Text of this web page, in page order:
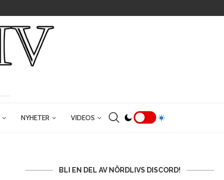
NYHETER VIDEOS
BLI EN DEL AV NÖRDLIVS DISCORD!